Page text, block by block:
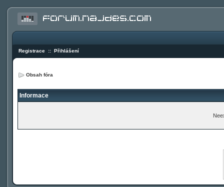
Registrace :: Přihlášení
Obsah fóra
Informace